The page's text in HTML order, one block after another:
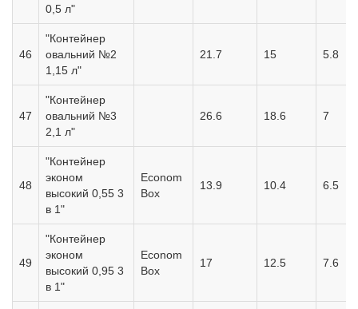
0,5 л"
46
"Контейнер
овальний №2
1,15 л"
21.7 15 5.8
47
"Контейнер
овальний №3
2,1 л"
26.6 18.6 7
48
"Контейнер
эконом
высокий 0,55 3
в 1"
Econom
Box
13.9 10.4 6.5
49
"Контейнер
эконом
высокий 0,95 3
в 1"
Econom
Box
17 12.5 7.6